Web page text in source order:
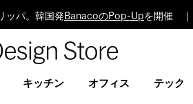
ッパ。韓国発 BanacoのPop-Upを開催
Design
キッチン オフィス テック